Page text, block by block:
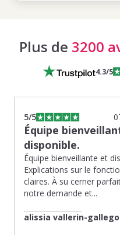
Plus de 3200
4.3/5
5/5
Équipe
disponible.
Équipe bienveillante et
Explications sur le
claires. À su cerner
notre demande et...
alissia vallerin-gallego